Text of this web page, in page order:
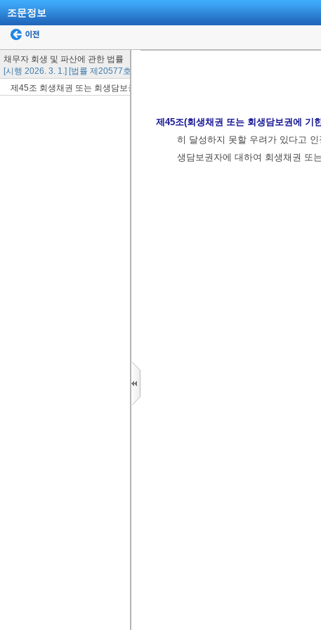
조문정보
채무자 회생 및 파산에 관한 법률
[시행 2026. 3. 1.] [법률 제20577호, 2024. 12. 20., 일부개정]
제45조 회생채권 또는 회생담보권에 기한 강제집행등의 포괄적 금지명령
제45조(회생채권 또는 회생담보권에 기
히 달성하지 못할 우려가 있다고
생담보권자에 대하여 회생채권 또